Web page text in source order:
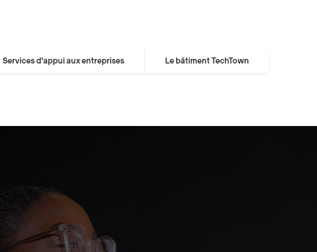
Services d'appui aux entreprises Le bâtiment TechTown